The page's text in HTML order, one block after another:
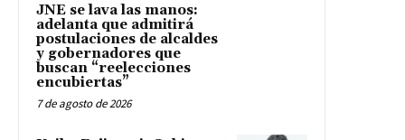
JNE se lava las manos:
adelanta que admitirá
postulaciones de alcaldes
y gobernadores que
buscan “reelecciones
encubiertas”
7 de agosto de 2026